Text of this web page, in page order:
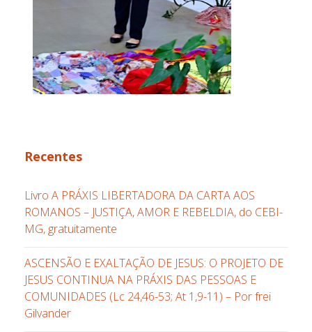
Recentes
Livro A PRÁXIS LIBERTADORA DA CARTA AOS
ROMANOS – JUSTIÇA, AMOR E REBELDIA, do CEBI-
MG, gratuitamente
ASCENSÃO E EXALTAÇÃO DE JESUS: O PROJETO DE
JESUS CONTINUA NA PRÁXIS DAS PESSOAS E
COMUNIDADES (Lc 24,46-53; At 1,9-11) – Por frei
Gilvander